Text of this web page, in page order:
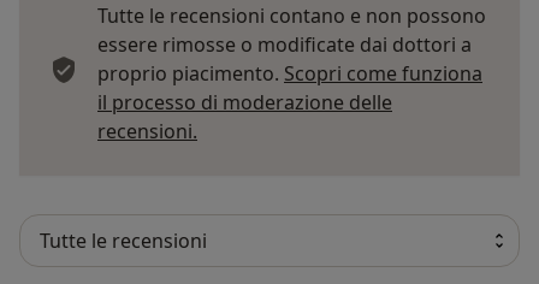
Tutte le recensioni contano e non possono
essere rimosse o modificate dai dottori a
proprio piacimento. Scopri come funziona
il processo di moderazione delle
recensioni.